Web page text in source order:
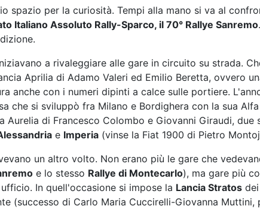
spazio per la curiosità. Tempi alla mano si va al
Italiano Assoluto Rally-Sparco, il 70° Rallye Sanremo
a rivaleggiare alle gare in circuito su strada.
Aprilia di Adamo Valeri ed Emilio Beretta, ovvero
anche con i numeri dipinti a calce sulle portiere.
che si sviluppò fra Milano e Bordighera con la sua
Aurelia di Francesco Colombo e Giovanni Giraudi,
e Imperia (vinse la Fiat 1900 di Pietro
un altro volto. Non erano più le gare che
e lo stesso Rallye di Montecarlo), ma gare più
In quell'occasione si impose la Lancia Stratos
(successo di Carlo Maria Cuccirelli-Giovanna